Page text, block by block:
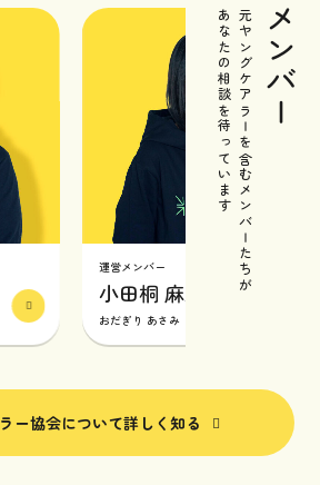
メンバー
元ヤングケアラーを含むメンバーたちが
あなたの相談を待っています
運営メンバー
小田桐 麻未
おだぎり あさみ
ー協会について詳しく知る